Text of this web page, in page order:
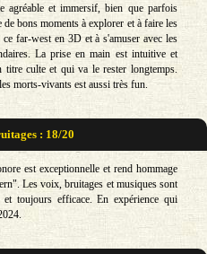
agréable et immersif, bien que parfois
de bons moments à explorer et à faire les
ce far-west en 3D et à s'amuser avec les
La prise en main est intuitive et
titre culte et qui va le rester longtemps.
morts-vivants est aussi très fun.
: 18/20
est exceptionnelle et rend hommage
Les voix, bruitages et musiques sont
et toujours efficace. En expérience qui